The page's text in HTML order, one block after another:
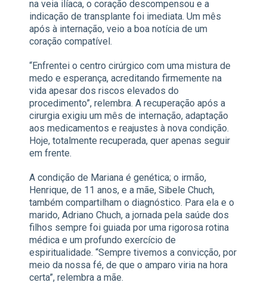
na veia ilíaca, o coração descompensou e a
indicação de transplante foi imediata. Um mês
após à internação, veio a boa notícia de um
coração compatível.
“Enfrentei o centro cirúrgico com uma mistura de
medo e esperança, acreditando firmemente na
vida apesar dos riscos elevados do
procedimento”, relembra. A recuperação após a
cirurgia exigiu um mês de internação, adaptação
aos medicamentos e reajustes à nova condição.
Hoje, totalmente recuperada, quer apenas seguir
em frente.
A condição de Mariana é genética; o irmão,
Henrique, de 11 anos, e a mãe, Sibele Chuch,
também compartilham o diagnóstico. Para ela e o
marido, Adriano Chuch, a jornada pela saúde dos
filhos sempre foi guiada por uma rigorosa rotina
médica e um profundo exercício de
espiritualidade. “Sempre tivemos a convicção, por
meio da nossa fé, de que o amparo viria na hora
certa”, relembra a mãe.